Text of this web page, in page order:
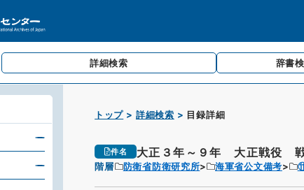
詳細検索 辞書
トップ 詳細検索 目録詳細
件名 大正３年～９年 大正戦役
階層 防衛省防衛研究所 海軍省公文備考